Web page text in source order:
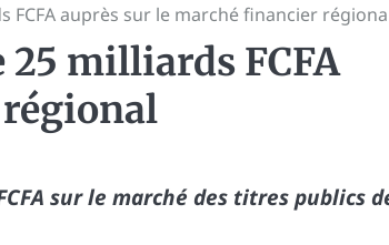
FCFA auprès sur le marché financier
milliards FCFA
sur le marché des titres publics